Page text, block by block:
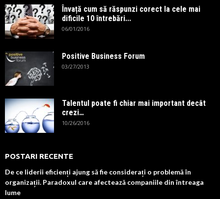
Învață cum să răspunzi corect la cele mai
dificile 10 întrebări...
06/01/2016
Positive Business Forum
03/27/2013
Talentul poate fi chiar mai important decât
crezi…
10/26/2016
POSTARI RECENTE
De ce liderii eficienți ajung să fie considerați o problemă în
organizații. Paradoxul care afectează companiile din întreaga
lume